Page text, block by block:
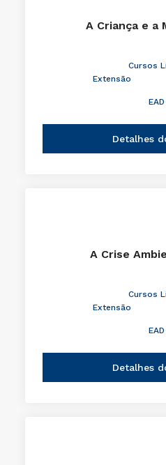
A Criança e a
Cursos
Extensão
EAD
Detalhes
A Crise
Cursos
Extensão
EAD
Detalhes